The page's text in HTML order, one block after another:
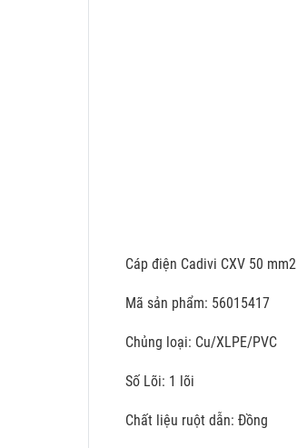
Cáp điện Cadivi CXV 50 mm2
Mã sản phẩm: 56015417
Chủng loại: Cu/XLPE/PVC
Số Lõi: 1 lõi
Chất liệu ruột dẫn: Đồng